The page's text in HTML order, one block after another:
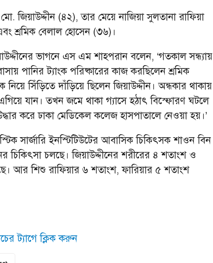
জিয়াউদ্দীন (৪২), তার মেয়ে নাজিয়া সুলতানা রাফিয়া
শ্রমিক বেলাল হোসেন (৩৬)।
ভাগনে এস এম শাহপরান বলেন, ‘গতকাল সন্ধ্যায়
পানির ট্যাংক পরিষ্কারের কাজ করছিলেন শ্রমিক
সিঁড়িতে দাঁড়িয়ে ছিলেন জিয়াউদ্দীন। অন্ধকার থাকায়
যান। তখন জমে থাকা গ্যাসে হঠাৎ বিস্ফোরণ ঘটলে
করে ঢাকা মেডিকেল কলেজ হাসপাতালে নেওয়া হয়।’
সার্জারি ইনস্টিটিউটের আবাসিক চিকিৎসক শাওন বিন
চিকিৎসা চলছে। জিয়াউদ্দীনের শরীরের ৪ শতাংশ ও
আর শিশু রাফিয়ার ৬ শতাংশ, ফারিয়ার ৫ শতাংশ
ট্যাগে ক্লিক করুন